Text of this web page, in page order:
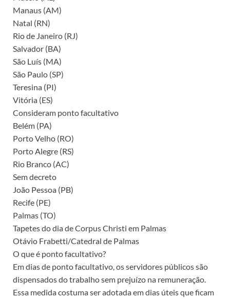
Manaus (AM)
Natal (RN)
Rio de Janeiro (RJ)
Salvador (BA)
São Luís (MA)
São Paulo (SP)
Teresina (PI)
Vitória (ES)
Consideram ponto facultativo
Belém (PA)
Porto Velho (RO)
Porto Alegre (RS)
Rio Branco (AC)
Sem decreto
João Pessoa (PB)
Recife (PE)
Palmas (TO)
Tapetes do dia de Corpus Christi em Palmas
Otávio Frabetti/Catedral de Palmas
O que é ponto facultativo?
Em dias de ponto facultativo, os servidores públicos são
dispensados do trabalho sem prejuízo na remuneração.
Essa medida costuma ser adotada em dias úteis que ficam